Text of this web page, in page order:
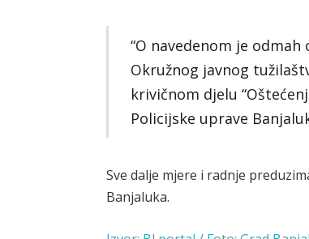
“O navedenom je
Okružnog javnog
krivičnom djelu
Policijske uprave
Sve dalje mjere i radnje
Banjaluka.